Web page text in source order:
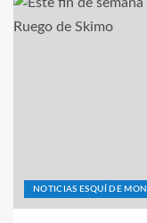
NOTICIAS ESQUÍ DE